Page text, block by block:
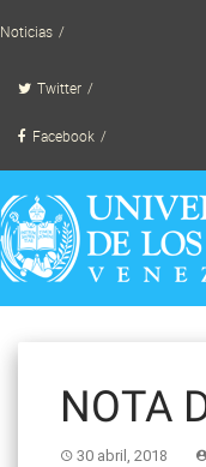
Noticias
Twitter
Facebook
NOTA
30 abril, 2018